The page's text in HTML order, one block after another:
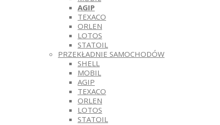
AGIP
TEXACO
ORLEN
LOTOS
STATOIL
PRZEKŁADNIE SAMOCHODÓW
SHELL
MOBIL
AGIP
TEXACO
ORLEN
LOTOS
STATOIL